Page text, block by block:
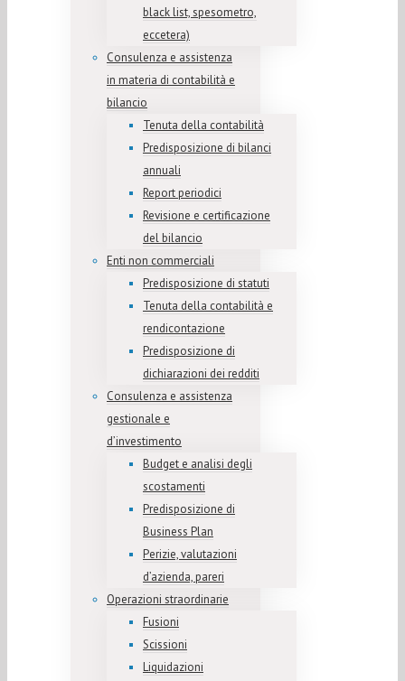
black list, spesometro,
eccetera)
Consulenza e assistenza
in materia di contabilità e
bilancio
Tenuta della contabilità
Predisposizione di bilanci
annuali
Report periodici
Revisione e certificazione
del bilancio
Enti non commerciali
Predisposizione di statuti
Tenuta della contabilità e
rendicontazione
Predisposizione di
dichiarazioni dei redditi
Consulenza e assistenza
gestionale e
d’investimento
Budget e analisi degli
scostamenti
Predisposizione di
Business Plan
Perizie, valutazioni
d’azienda, pareri
Operazioni straordinarie
Fusioni
Scissioni
Liquidazioni